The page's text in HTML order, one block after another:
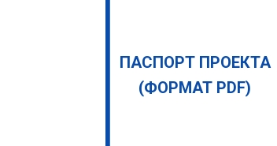
ПАСПОРТ ПРОЕКТА
(ФОРМАТ PDF)